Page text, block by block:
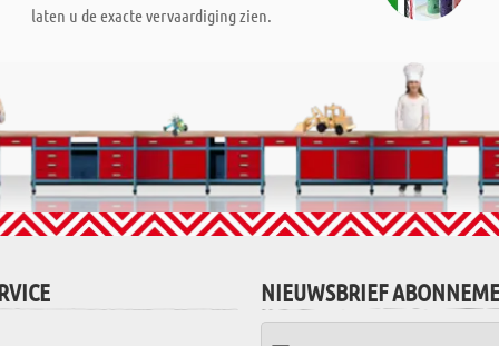
laten u de exacte vervaardiging zien.
NIEUWSBRIEF